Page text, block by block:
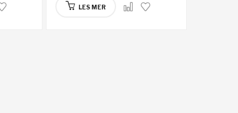
LES MER